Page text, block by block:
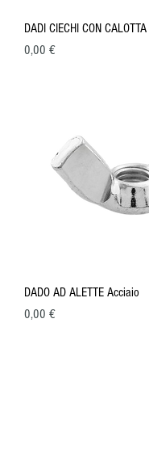
DADI CIECHI CON
Prezzo
0,00 €
DADO AD ALETTE Acciaio
Prezzo
0,00 €